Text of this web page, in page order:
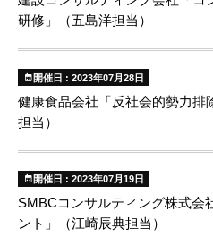
研修」（五島洋担当）
開催日 : 2023年07月28日
健康食品会社「反社会的勢力排
担当）
開催日 : 2023年07月19日
SMBCコンサルティング株式会
ント」（江崎辰典担当）